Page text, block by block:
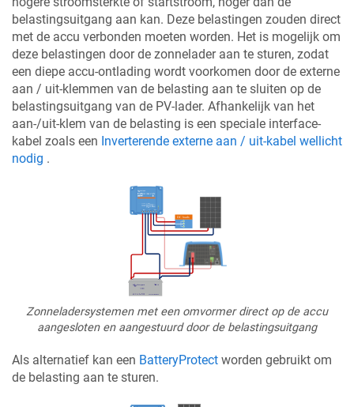
belastingsuitgang aan kan. Deze belastingen zouden direct
met de accu verbonden moeten worden. Het is mogelijk om
deze belastingen door de zonnelader aan te sturen, zodat
een diepe accu-ontlading wordt voorkomen door de externe
aan / uit-klemmen van de belasting aan te sluiten op de
belastingsuitgang van de PV-lader. Afhankelijk van het
aan-/uit-klem van de belasting is een speciale interface-
kabel zoals een Inverterende externe aan / uit-kabel wellicht
nodig .
Zonneladersystemen met een omvormer direct op de accu
aangesloten en aangestuurd door de belastingsuitgang
Als alternatief kan een BatteryProtect worden gebruikt om
de belasting aan te sturen.